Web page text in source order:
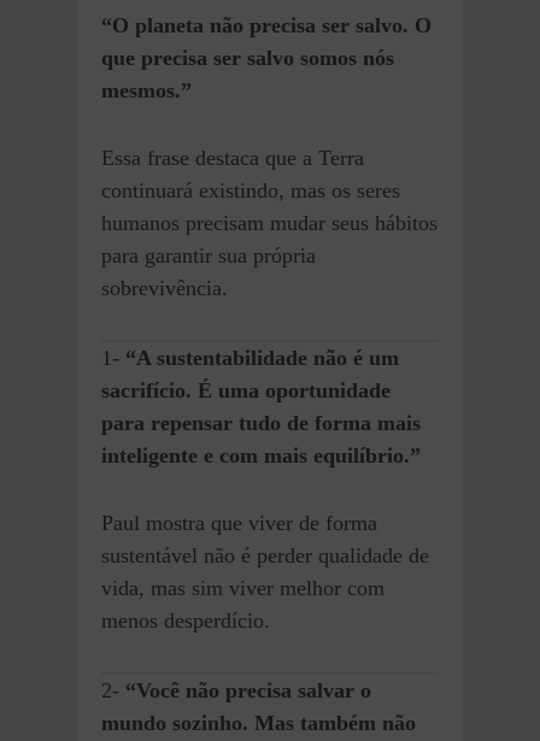
“O planeta não precisa ser salvo. O
que precisa ser salvo somos nós
mesmos.”
Essa frase destaca que a Terra
continuará existindo, mas os seres
humanos precisam mudar seus hábitos
para garantir sua própria
sobrevivência.
1- “A sustentabilidade não é um
sacrifício. É uma oportunidade
para repensar tudo de forma mais
inteligente e com mais equilíbrio.”
Paul mostra que viver de forma
sustentável não é perder qualidade de
vida, mas sim viver melhor com
menos desperdício.
2- “Você não precisa salvar o
mundo sozinho. Mas também não